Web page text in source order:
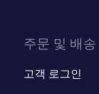
주문 및 배송
고객 로그인